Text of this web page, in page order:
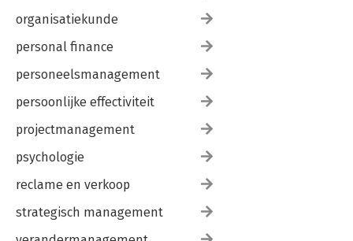
organisatiekunde
personal finance
personeelsmanagement
persoonlijke effectiviteit
projectmanagement
psychologie
reclame en verkoop
strategisch management